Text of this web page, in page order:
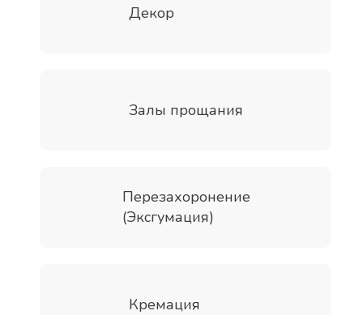
Декор
Залы прощания
Перезахоронение
(Эксгумация)
Кремация